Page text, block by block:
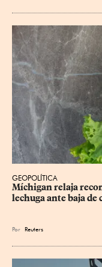
GEOPOLÍTICA
Míchigan relaja
lechuga ante baja de
Por Reuters